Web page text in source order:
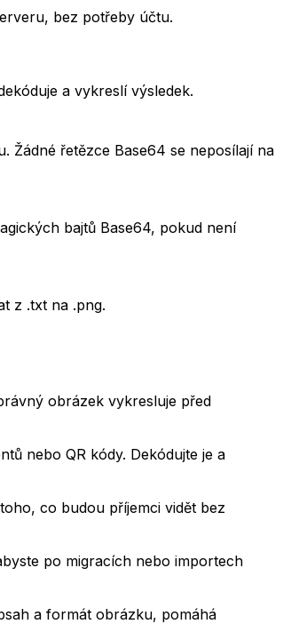
bez potřeby účtu.
a vykreslí výsledek.
řetězce Base64 se neposílají na
bajtů Base64, pokud není
z .txt na .png.
obrázek vykresluje před
nebo QR kódy. Dekódujte je a
co budou příjemci vidět bez
po migracích nebo importech
a formát obrázku, pomáhá